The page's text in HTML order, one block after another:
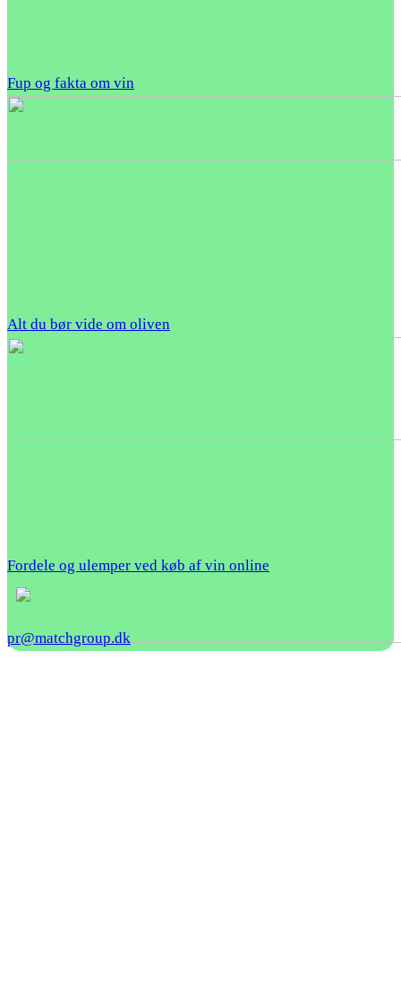
Fup og fakta om vin
Alt du bør vide om oliven
Fordele og ulemper ved køb af vin online
pr@matchgroup.dk